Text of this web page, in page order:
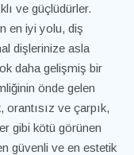
ve güçlüdürler.
en iyi yolu, diş
dişlerinize asla
daha gelişmiş bir
önde gelen
ve çarpık,
gibi kötü görünen
güvenli ve en estetik